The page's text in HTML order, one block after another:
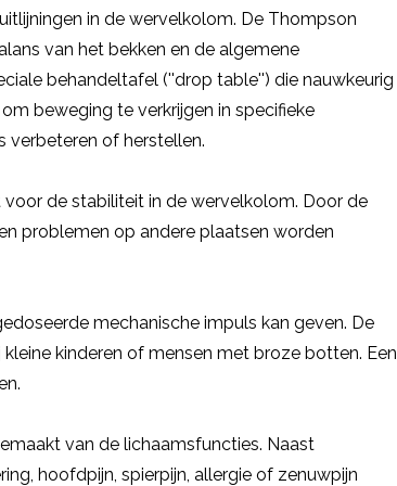
in de wervelkolom. De Thompson
van het bekken en de algemene
behandeltafel (''drop table'') die nauwkeurig
beweging te verkrijgen in specifieke
verbeteren of herstellen.
de stabiliteit in de wervelkolom. Door de
problemen op andere plaatsen worden
mechanische impuls kan geven. De
kinderen of mensen met broze botten. Een
van de lichaamsfuncties. Naast
hoofdpijn, spierpijn, allergie of zenuwpijn